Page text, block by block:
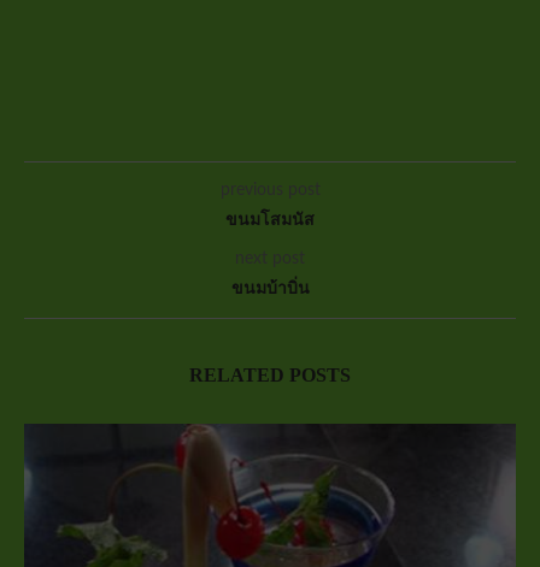
previous post
ขนมโสมนัส
next post
ขนมบ้าบิ่น
RELATED POSTS